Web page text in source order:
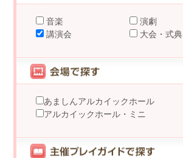
音楽 演劇
講演会
大会・式典
あましんアルカイックホール
アルカイックホール・ミニ